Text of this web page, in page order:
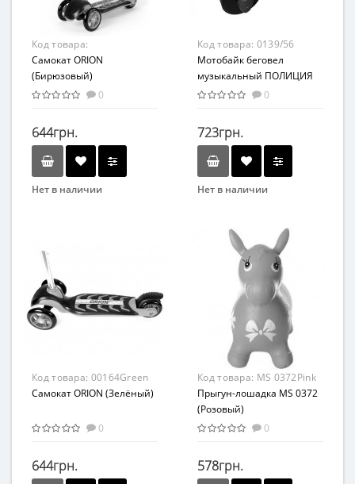
Код товара:
00164Turquoise
Самокат ORION
(Бирюзовый)
0
644грн.
Нет в наличии
От 3 лет
Код товара: 0139/56
Мотобайк беговел
музыкальный ПОЛИЦИЯ
0139/56
0
723грн.
Нет в наличии
Код товара: 00164Green
Самокат ORION (Зелёный)
0
644грн.
Код товара: MS 0372Pink
Прыгун-лошадка MS 0372
(Розовый)
0
578грн.